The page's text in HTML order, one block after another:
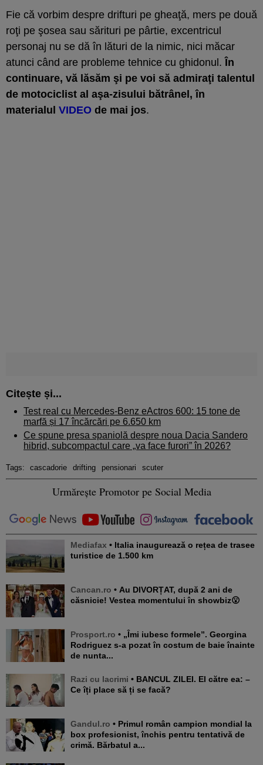
Fie că vorbim despre drifturi pe gheaţă, mers pe două
roţi pe şosea sau sărituri pe pârtie, excentricul
personaj nu se dă în lături de la nimic, nici măcar
atunci când are probleme tehnice cu ghidonul.În
continuare, vă lăsăm şi pe voi să admiraţi talentul
de motociclist al aşa-zisului bătrânel, în
materialul VIDEO de mai jos.
Citește și...
Test real cu Mercedes-Benz eActros 600: 15 tone de
marfă și 17 încărcări pe 6.650 km
Ce spune presa spaniolă despre noua Dacia Sandero
hibrid, subcompactul care „va face furori” în 2026?
Tags: cascadorie drifting pensionari scuter
Urmărește Promotor pe Social Media
Mediafax • Italia inaugurează o rețea de trasee
turistice de 1.500 km
Cancan.ro • Au DIVORȚAT, după 2 ani de
căsnicie! Vestea momentului în showbiz😮
Prosport.ro • „Îmi iubesc formele”. Georgina
Rodriguez s-a pozat în costum de baie înainte
de nunta...
Razi cu lacrimi • BANCUL ZILEI. El către ea: –
Ce îți place să ți se facă?
Gandul.ro • Primul român campion mondial la
box profesionist, închis pentru tentativă de
crimă. Bărbatul a...